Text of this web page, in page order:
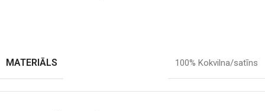
MATERIĀLS 100% Kokvilna/satīns